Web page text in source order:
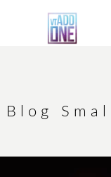
Blog Small